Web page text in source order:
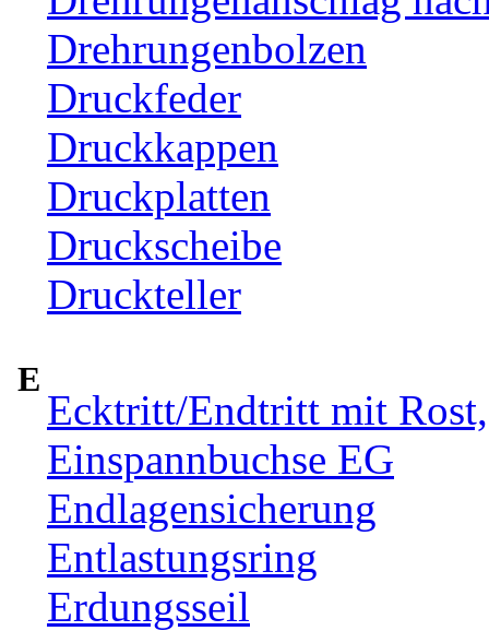
Drehrungenbolzen
Druckfeder
Druckkappen
Druckplatten
Druckscheibe
Druckteller
E
Ecktritt/Endtritt mit
Einspannbuchse EG
Endlagensicherung
Entlastungsring
Erdungsseil